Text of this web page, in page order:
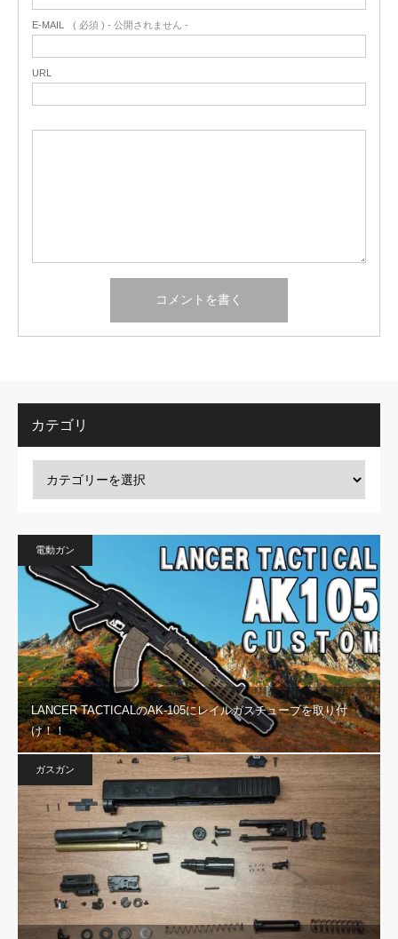
E-MAIL ( 必須 ) - 公開されません -
URL
カテゴリ
電動ガン
LANCER TACTICALのAK-105にレイルガスチューブを取り付
け！！
ガスガン